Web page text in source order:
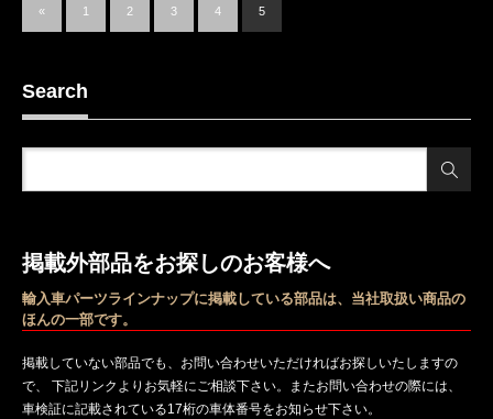
« 1 2 3 4 5
Search
掲載外部品をお探しのお客様へ
輸入車パーツラインナップに掲載している部品は、当社取扱い商品の
ほんの一部です。
掲載していない部品でも、お問い合わせいただければお探しいたしますの
で、 下記リンクよりお気軽にご相談下さい。またお問い合わせの際には、
車検証に記載されている17桁の車体番号をお知らせ下さい。